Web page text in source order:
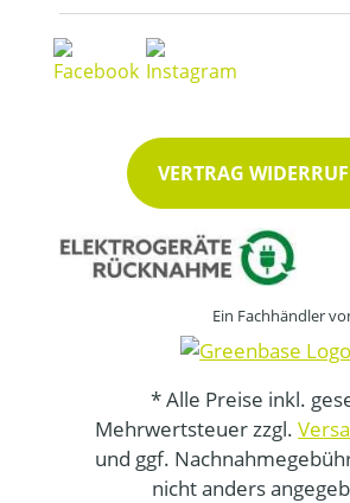
VERTRAG
Ein Fachhändler
* Alle Preise inkl.
Mehrwertsteuer zzgl.
und ggf.
nicht anders